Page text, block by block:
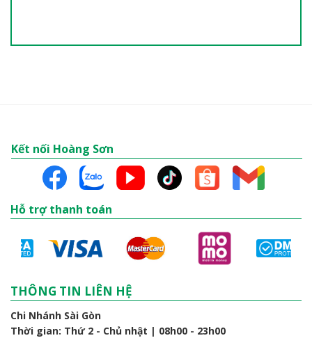
Kết nối Hoàng Sơn
Hỗ trợ thanh toán
THÔNG TIN LIÊN HỆ
Chi Nhánh Sài Gòn
Thời gian: Thứ 2 - Chủ nhật | 08h00 - 23h00